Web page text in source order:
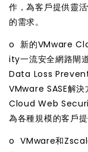
作，為客戶提供靈
的需求。
o 新的VMware
ity一流安全網路閘
Data Loss
VMware SASE解
Cloud Web
為各種規模的客戶
o VMware和